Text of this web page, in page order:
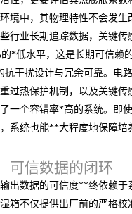
境中，其物理特性不会发生
行业长期追踪数据，关键传
*低水平，这是长期可信赖
抗干扰设计与冗余可靠。电
过热保护机制，以及关键传
一个容错率*高的系统。即
系统也能**大程度地保障培
可信数据的闭环
出数据的可信度**终依赖于
箱不仅提供出厂前的严格校